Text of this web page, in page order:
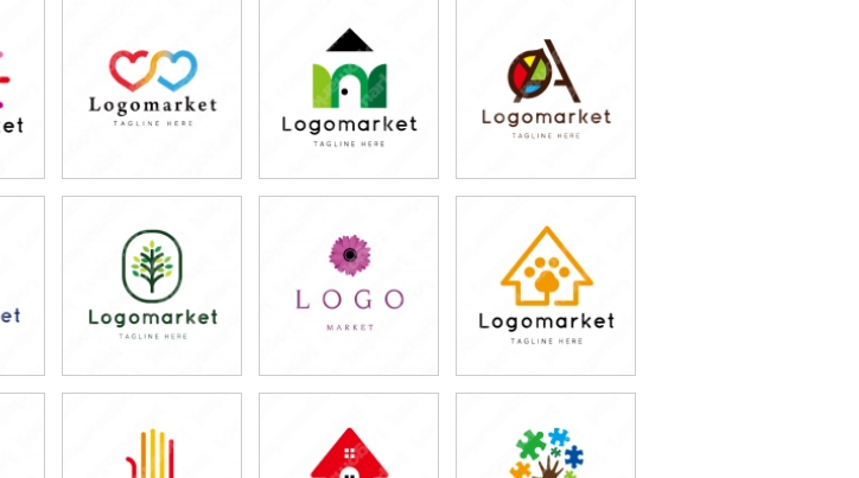
79,800円
(税込87,780円)
79,800円
(税込87,780円)
79,800円
(税込87,780円)
79,800円
(税込87,780円)
79,800円
(税込87,780円)
79,800円
(税込87,780円)
79,800円
(税込87,780円)
79,800円
(税込87,780円)
79,800円
(税込87,780円)